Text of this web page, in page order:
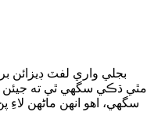
بجلي واري لفٽ
مٿي ڌڪي سگهي ٿي ته جيئن
سگهي، اهو انهن ماڻهن